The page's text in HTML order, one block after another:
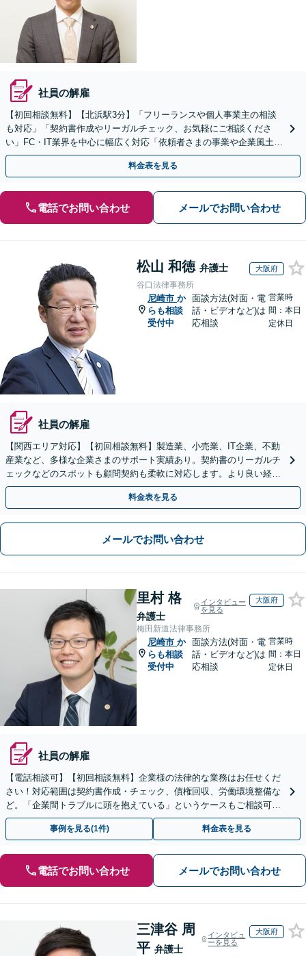
社員の解雇
【初回相談無料】【北浜駅3分】「フリーランスや個人事業主の相談
も対応」「契約書作成やリーガルチェック、お気軽にご相談くださ
い」FC・IT業界を中心に幅広く対応「依頼者さまの事業や企業風土を
熟知し、最適な解決策をご提案」【休日・夜間相談可】
料金表を見る
電話でお問い合わせ メールでお問い合わせ
松山 和徳 弁護士 大阪府
谷口法律事務所
尼崎市 か
らも相談
受付中
面談方法(対面・電
話・ビデオなど)は
応相談
営業時
間：本日
定休日
社員の解雇
【関西エリア対応】【初回相談無料】製造業、小売業、IT企業、不動
産業など、多様な企業さまのサポート実績あり。契約書のリーガルチ
ェックなどのスポットも顧問契約も柔軟に対応します。より良い経営
判断を・セカンドオピニオンもお気軽に【北新地駅1分】
料金表を見る
メールでお問い合わせ
里村 格
弁護士
インタビュー
を見る
大阪府
梅田新道法律事務所
尼崎市 か
らも相談
受付中
面談方法(対面・電
話・ビデオなど)は
応相談
営業時
間：本日
定休日
社員の解雇
【電話相談可】【初回相談無料】企業様の法律的な業務はお任せくだ
さい！対応範囲は契約書作成・チェック、債権回収、労働環境整備な
ど。「企業間トラブルに頭を抱えている」というケースもご相談可能
です【Zooｍ相談可】【完全個室】【大阪天満宮駅すぐ】
事例を見る(1件) 料金表を見る
電話でお問い合わせ メールでお問い合わせ
三津谷 周
平 弁護士
インタビュ
ーを見る
大阪府